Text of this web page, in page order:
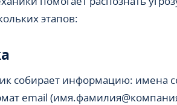
этапов:
собирает информацию: имена
email